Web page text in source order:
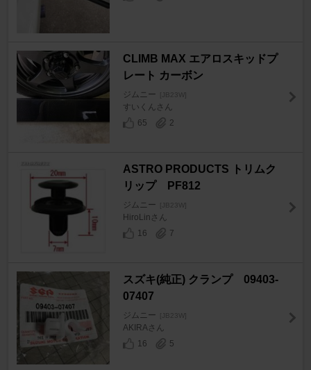
CLIMB MAX エアロスキッドプ
レート カーボン
ジムニー [JB23W]
すいくんさん
65
2
ASTRO PRODUCTS トリムク
リップ PF812
ジムニー [JB23W]
HiroLinさん
16
7
スズキ(純正) クランプ 09403-
07407
ジムニー [JB23W]
AKIRAさん
16
5